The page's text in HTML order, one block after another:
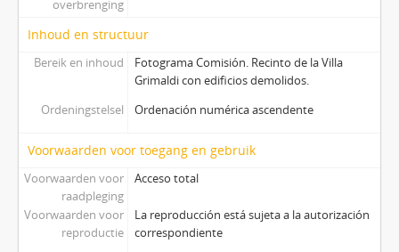
overbrenging
Inhoud en structuur
Bereik en inhoud
Fotograma Comisión. Recinto de la Villa
Grimaldi con edificios demolidos.
Ordeningstelsel
Ordenación numérica ascendente
Voorwaarden voor toegang en gebruik
Voorwaarden voor
raadpleging
Acceso total
Voorwaarden voor
reproductie
La reproducción está sujeta a la autorización
correspondiente